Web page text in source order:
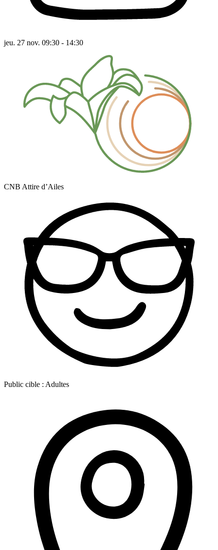
jeu. 27 nov. 09:30 - 14:30
CNB Attire d’Ailes
Public cible : Adultes